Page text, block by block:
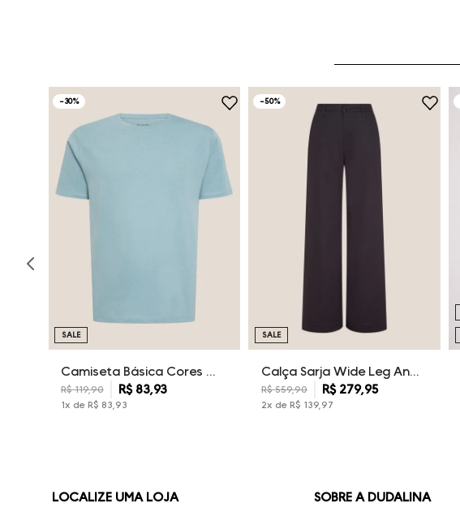
-30%
Camiseta Básica Cores Dudalina Masculina
R$ 119,90 R$ 83,93
1x de R$ 83 93
SALE
-50%
Calça Sarja Wide Leg Ana Dudalina Feminina
R$ 559,90 R$ 279,95
2x de R$ 139, 97
SALE
LOCALIZE UMA LOJA SOBRE A DUDALINA